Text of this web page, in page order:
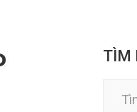
TÌM